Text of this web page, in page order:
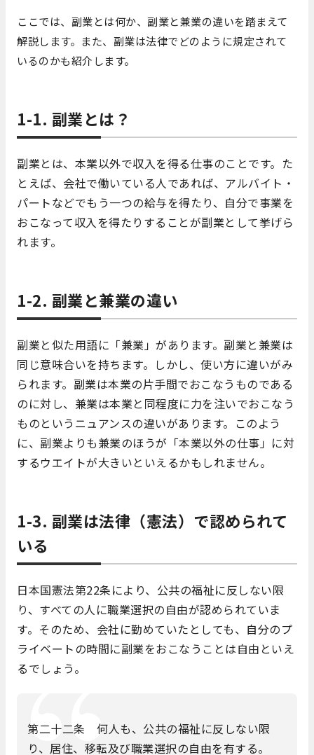
ここでは、副業とは何か、副業と兼業の違いを踏まえて
解説します。また、副業は法律でどのように規定されて
いるのかも紹介します。
1-1. 副業とは？
副業とは、本業以外で収入を得る仕事のことです。た
とえば、会社で働いている人であれば、アルバイト・
パートなどでもう一つの給与を得たり、自分で事業を
おこなって収入を得たりすることが副業として挙げら
れます。
1-2. 副業と兼業の違い
副業と似た用語に「兼業」があります。副業と兼業は
同じ意味合いを持ちます。しかし、使い方に違いがみ
られます。副業は本業の片手間でおこなうものである
のに対し、兼業は本業と同程度に力を注いでおこなう
ものというニュアンスの違いがあります。このよう
に、副業よりも兼業のほうが「本業以外の仕事」に対
するウエイトが大きいといえるかもしれません。
1-3. 副業は法律（憲法）で認められて
いる
日本国憲法第22条により、公共の福祉に反しない限
り、すべての人に職業選択の自由が認められていま
す。そのため、会社に勤めていたとしても、自分のプ
ライベートの時間に副業をおこなうことは自由といえ
るでしょう。
第二十二条 何人も、公共の福祉に反しない限
り、居住、移転及び職業選択の自由を有する。